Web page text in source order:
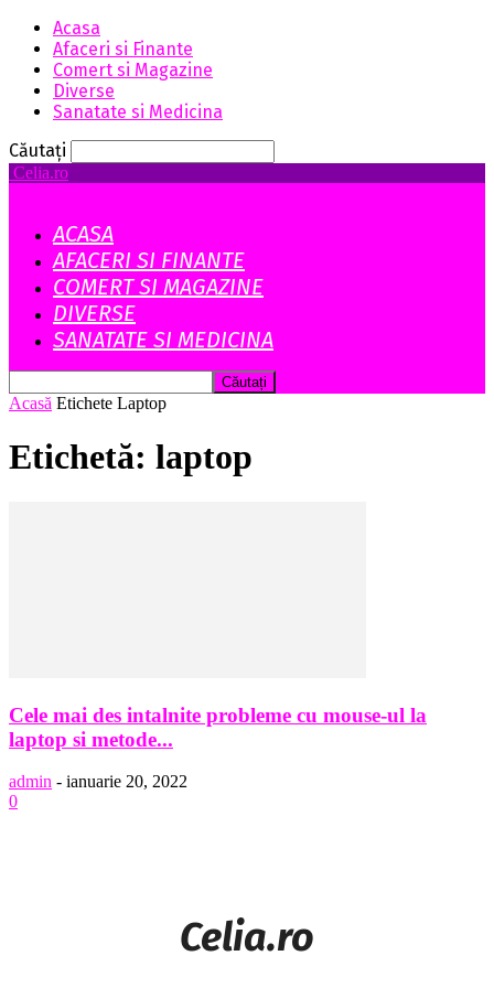
Acasa
Afaceri si Finante
Comert si Magazine
Diverse
Sanatate si Medicina
Căutați
Celia.ro
ACASA
AFACERI SI FINANTE
COMERT SI MAGAZINE
DIVERSE
SANATATE SI MEDICINA
Acasă Etichete Laptop
Etichetă: laptop
Cele mai des intalnite probleme cu mouse-ul la
laptop si metode...
admin - ianuarie 20, 2022
0
Celia.ro